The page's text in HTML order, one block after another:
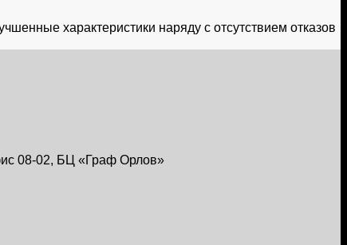
характеристики наряду с отсутствием отказов
08-02, БЦ «Граф Орлов»